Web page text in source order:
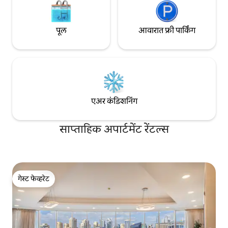
पूल आवारात फ्री पार्किंग
एअर कंडिशनिंग
साप्ताहिक अपार्टमेंट रेंटल्स
गेस्ट फेव्हरेट
गेस्ट फेव्हरेट